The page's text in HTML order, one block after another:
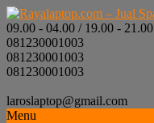
09.00 - 04.00 / 19.00 - 21.00
081230001003
081230001003
081230001003
laroslaptop@gmail.com
Menu